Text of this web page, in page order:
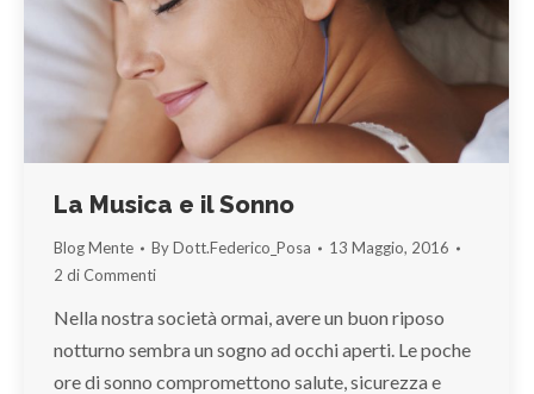
La Musica e il Sonno
Blog Mente ByDott.Federico_Posa
13 Maggio, 2016
2 di Commenti
Nella nostra società ormai, avere un buon riposo
notturno sembra un sogno ad occhi aperti. Le poche
ore di sonno compromettono salute, sicurezza e